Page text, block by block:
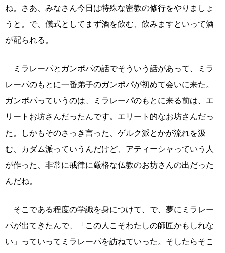
ね。さあ、みなさん今日は特殊な密教の修行をやりましょ
うと。で、儀式としてまず酒を飲む、飲みますといって酒
が配られる。
ミラレーパとガンポパの話でそういう話があって、ミラ
レーパのもとに一番弟子のガンポパが初めて会いに来た。
ガンポパっていうのは、ミラレーパのもとに来る前は、エ
リートお坊さんだったんです。エリート的なお坊さんだっ
た。しかもそのさっき言った、ゲルク派とかが流れを汲
む、カダム派っていうんだけど、アティーシャっていう人
が作った、非常に戒律に厳格な仏教のお坊さんの出だった
んだね。
そこである程度の学識を身につけて、で、夢にミラレー
パが出てきたんで、「この人こそわたしの師匠かもしれな
い」っていってミラレーパを訪ねていった。そしたらそこ